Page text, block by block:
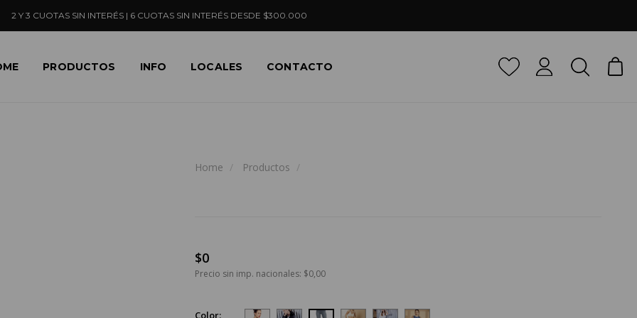
2 Y 3 CUOTAS SIN INTERÉS | 6 CUOTAS SIN INTERÉS DESDE $300.000
PRODUCTOS INFO LOCALES CONTACTO
Home Productos
$0
Precio sin imp. nacionales: $0,00
Color: